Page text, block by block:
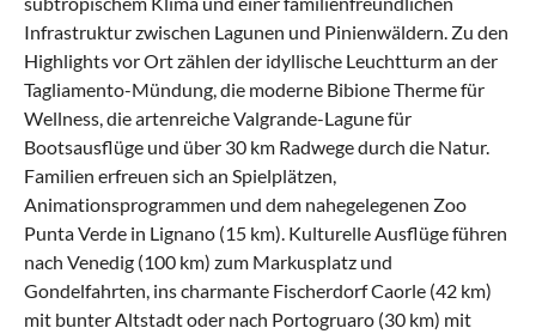
Infrastruktur zwischen Lagunen und Pinienwäldern. Zu den
Highlights vor Ort zählen der idyllische Leuchtturm an der
Tagliamento-Mündung, die moderne Bibione Therme für
Wellness, die artenreiche Valgrande-Lagune für
Bootsausflüge und über 30 km Radwege durch die Natur.
Familien erfreuen sich an Spielplätzen,
Animationsprogrammen und dem nahegelegenen Zoo
Punta Verde in Lignano (15 km). Kulturelle Ausflüge führen
nach Venedig (100 km) zum Markusplatz und
Gondelfahrten, ins charmante Fischerdorf Caorle (42 km)
mit bunter Altstadt oder nach Portogruaro (30 km) mit